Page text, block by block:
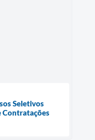
Seletivos
Contratações